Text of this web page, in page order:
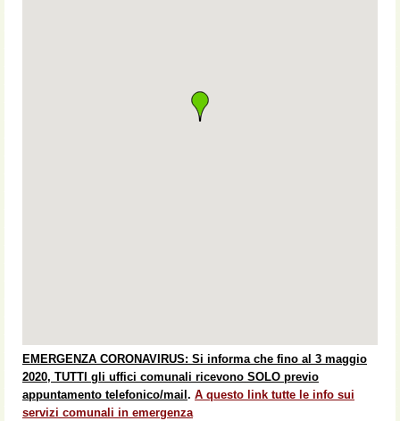
EMERGENZA CORONAVIRUS: Si informa che fino al 3 maggio
2020, TUTTI gli uffici comunali ricevono SOLO previo
appuntamento telefonico/mail . A questo link tutte le info sui
servizi comunali in emergenza